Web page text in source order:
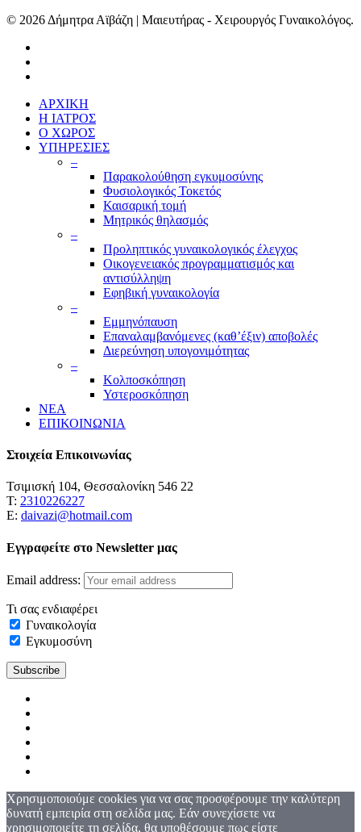
© 2026 Δήμητρα Αϊβάζη | Μαιευτήρας - Χειρουργός Γυναικολόγος.
ΑΡΧΙΚΗ
Η ΙΑΤΡΟΣ
Ο ΧΩΡΟΣ
ΥΠΗΡΕΣΙΕΣ
–
Παρακολούθηση εγκυμοσύνης
Φυσιολογικός Τοκετός
Καισαρική τομή
Μητρικός θηλασμός
–
Προληπτικός γυναικολογικός έλεγχος
Οικογενειακός προγραμματισμός και
αντισύλληψη
Εφηβική γυναικολογία
–
Εμμηνόπαυση
Επαναλαμβανόμενες (καθ’έξιν) αποβολές
Διερεύνηση υπογονιμότητας
–
Κολποσκόπηση
Υστεροσκόπηση
ΝΕΑ
ΕΠΙΚΟΙΝΩΝΙΑ
Στοιχεία Επικοινωνίας
Τσιμισκή 104, Θεσσαλονίκη 546 22
Τ: 2310226227
Ε: daivazi@hotmail.com
Εγγραφείτε στο Newsletter μας
Email address:
Τι σας ενδιαφέρει
Γυναικολογία
Εγκυμοσύνη
Χρησιμοποιούμε cookies για να σας προσφέρουμε την καλύτερη
δυνατή εμπειρία στη σελίδα μας. Εάν συνεχίσετε να
χρησιμοποιείτε τη σελίδα, θα υποθέσουμε πως είστε